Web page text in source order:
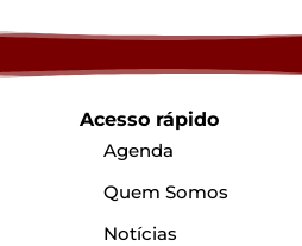
Acesso rápido
Agenda
Quem Somos
Notícias